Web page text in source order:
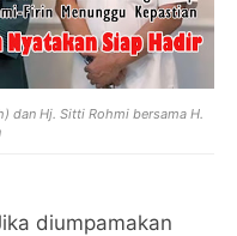
dan Hj. Sitti Rohmi bersama H.
diumpamakan